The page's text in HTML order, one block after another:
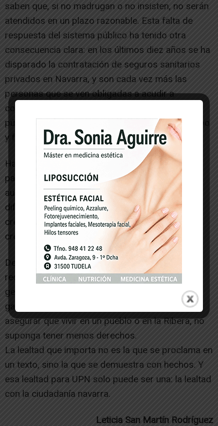
saben que, si no madrugan o no insisten, no serán
atendidos en un plazo razonable. Esta falta de
respuesta del sistema público ha tenido otra
consecuencia clara: en los últimos diez años se ha
disparado la contratación de seguros sanitarios
privados en Navarra, y son cada vez más las
personas que se ven obligadas a acudir a
consultas privadas, porque el sistema sanitario
público no responde a sus necesidades en tiempo
y forma.
Hablar de equidad territorial, de defensa del
paciente y de sanidad pública fuerte mientras
aumentan las listas de espera, se multiplican las
dificultades para acceder al médico de familia y
crece la sanidad privada por necesidad no es
creíble para la ciudadanía.
Defender la sanidad pública no consiste en
redactar comunicados ni en acusar a otros de
generar ruido político, sino en cumplir la ley,
garantizar servicios, reducir listas de espera y
asegurar que vivir en un pueblo o en la Ribera, no
suponga tener menos derechos.
La lealtad que importa no es la que se proclama en
un texto, sino la que se demuestra con hechos. Y
esa lealtad para UPN solo puede ser una: la lealtad
con la ciudadanía navarra.
Leticia San Martín Rodríguez